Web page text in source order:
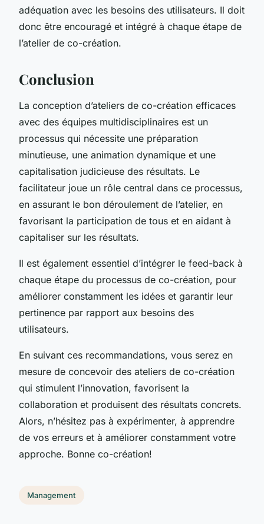
adéquation avec les besoins des utilisateurs. Il doit
donc être encouragé et intégré à chaque étape de
l’atelier de co-création.
Conclusion
La conception d’ateliers de co-création efficaces
avec des équipes multidisciplinaires est un
processus qui nécessite une préparation
minutieuse, une animation dynamique et une
capitalisation judicieuse des résultats. Le
facilitateur joue un rôle central dans ce processus,
en assurant le bon déroulement de l’atelier, en
favorisant la participation de tous et en aidant à
capitaliser sur les résultats.
Il est également essentiel d’intégrer le feed-back à
chaque étape du processus de co-création, pour
améliorer constamment les idées et garantir leur
pertinence par rapport aux besoins des
utilisateurs.
En suivant ces recommandations, vous serez en
mesure de concevoir des ateliers de co-création
qui stimulent l’innovation, favorisent la
collaboration et produisent des résultats concrets.
Alors, n’hésitez pas à expérimenter, à apprendre
de vos erreurs et à améliorer constamment votre
approche. Bonne co-création!
Management